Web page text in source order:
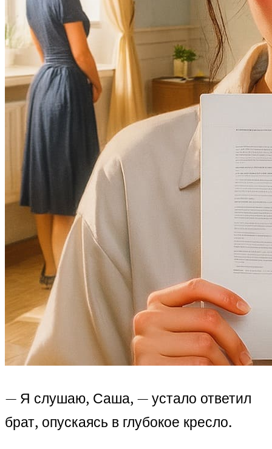
— Я слушаю, Саша, — устало ответил
брат, опускаясь в глубокое кресло.